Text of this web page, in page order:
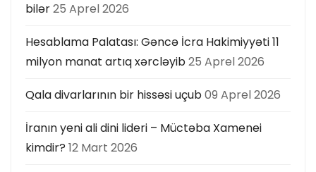
bilər25 Aprel 2026
Hesablama Palatası: Gəncə İcra Hakimiyyəti 11
milyon manat artıq xərcləyib25 Aprel 2026
Qala divarlarının bir hissəsi uçub09 Aprel 2026
İranın yeni ali dini lideri – Müctəba Xamenei
kimdir? 12 Mart 2026